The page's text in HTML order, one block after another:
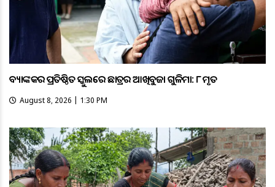
ବ୍ୟାଙ୍କକର ପ୍ରତିଷ୍ଠିତ ସ୍କୁଲରେ ଛାତ୍ରର ଆଖିବୁଜା ଗୁଳିମାଡ଼: ୮ ମୃତ
August 8, 2026 | 1:30 PM